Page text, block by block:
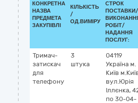
КОНКРЕТНА
НАЗВА
ПРЕДМЕТА
ЗАКУПІВЛІ
КІЛЬКІСТЬ
/
ОД.ВИМІРУ
СТРОК
ПОСТАВКИ/
РОБІТ/
НАДАННЯ
ПОСЛУГ:
Тримач-
затискач
для
телефону
3
штука
04119
Україна м.
Київ
вул.Юрія
Іллєнка,
по 30-04-